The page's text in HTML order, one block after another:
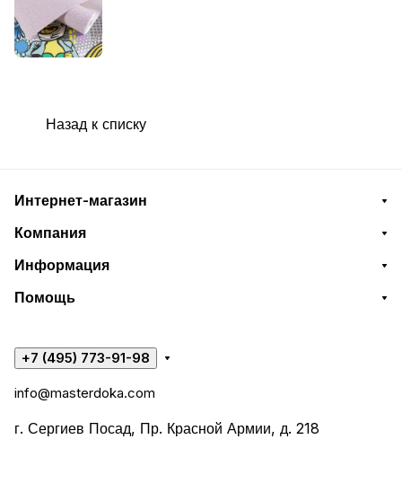
Назад к списку
Интернет-магазин
Компания
Информация
Помощь
+7 (495) 773-91-98
info@masterdoka.com
г. Сергиев Посад, Пр. Красной Армии, д. 218